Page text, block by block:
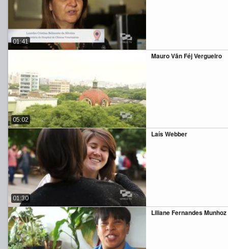
01:41
Mauro Vãn Féj Vergueiro
05:02
Laís Webber
01:30
Liliane Fernandes Munhoz